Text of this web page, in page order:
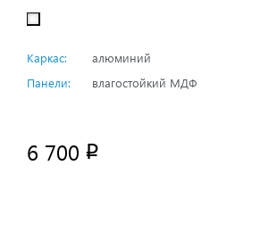
Каркас:
алюминий
Панели:
влагостойкий МДФ
6 700 p